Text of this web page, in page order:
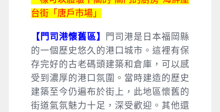
台街「唐戶市場」
【門司港懷舊區】
門司港是日本福岡縣
的一個歷史悠久的港口城市。這裡有保
存完好的古老碼頭建築和倉庫，可以感
受到濃厚的港口氛圍。當時建造的歷史
建築至今仍遍布於街上，此地區懷舊的
街道氣氛魅力十足，深受歡迎。其他還